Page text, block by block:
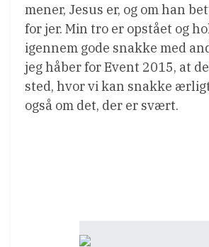
mener, Jesus er, og om han
for jer. Min tro er opstået og
igennem gode snakke med
jeg håber for Event 2015, at
sted, hvor vi kan snakke
også om det, der er svært.